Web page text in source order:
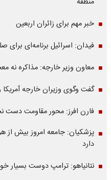
خبر مهم برای زائران اربعین
فیدان: اسرائیل برنامه‌ای برای
معاون وزیر خارجه: مذاکره نه
گفت وگوی وزیران خارجه آمریکا
فارن افرز: محور مقاومت دست
پزشکیان: جامعه امروز بیش از
دارد
نتانیاهو: ترامپ دوست بسیار